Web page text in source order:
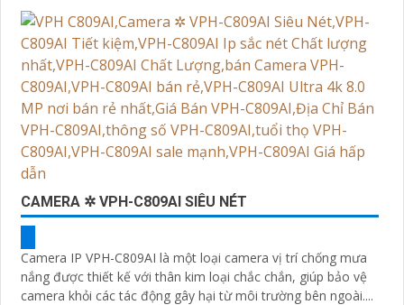
CAMERA ✲ VPH-C809AI SIÊU NÉT
Camera IP VPH-C809AI là một loại camera vị trí chống mưa
nắng được thiết kế với thân kim loại chắc chắn, giúp bảo vệ
camera khỏi các tác động gây hại từ môi trường bên ngoài....